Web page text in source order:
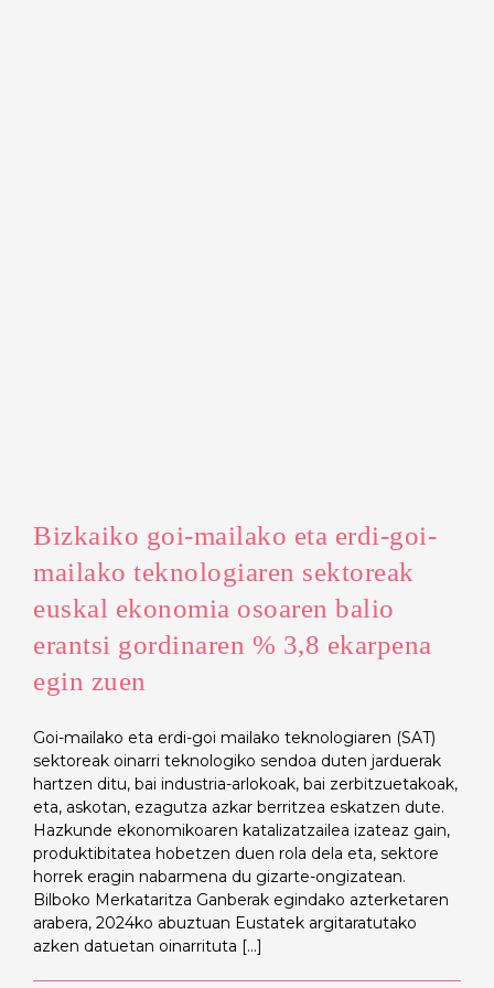
Bizkaiko goi-mailako eta erdi-goi-
mailako teknologiaren sektoreak
euskal ekonomia osoaren balio
erantsi gordinaren % 3,8 ekarpena
egin zuen
Goi-mailako eta erdi-goi mailako teknologiaren (SAT)
sektoreak oinarri teknologiko sendoa duten jarduerak
hartzen ditu, bai industria-arlokoak, bai zerbitzuetakoak,
eta, askotan, ezagutza azkar berritzea eskatzen dute.
Hazkunde ekonomikoaren katalizatzailea izateaz gain,
produktibitatea hobetzen duen rola dela eta, sektore
horrek eragin nabarmena du gizarte-ongizatean.
Bilboko Merkataritza Ganberak egindako azterketaren
arabera, 2024ko abuztuan Eustatek argitaratutako
azken datuetan oinarrituta [...]